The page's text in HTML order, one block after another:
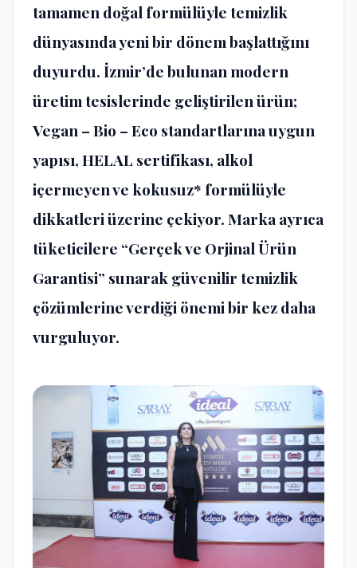
tamamen doğal formülüyle temizlik
dünyasında yeni bir dönem başlattığını
duyurdu. İzmir’de bulunan modern
üretim tesislerinde geliştirilen ürün;
Vegan – Bio – Eco standartlarına uygun
yapısı, HELAL sertifikası, alkol
içermeyen ve kokusuz* formülüyle
dikkatleri üzerine çekiyor. Marka ayrıca
tüketicilere “Gerçek ve Orjinal Ürün
Garantisi” sunarak güvenilir temizlik
çözümlerine verdiği önemi bir kez daha
vurguluyor.